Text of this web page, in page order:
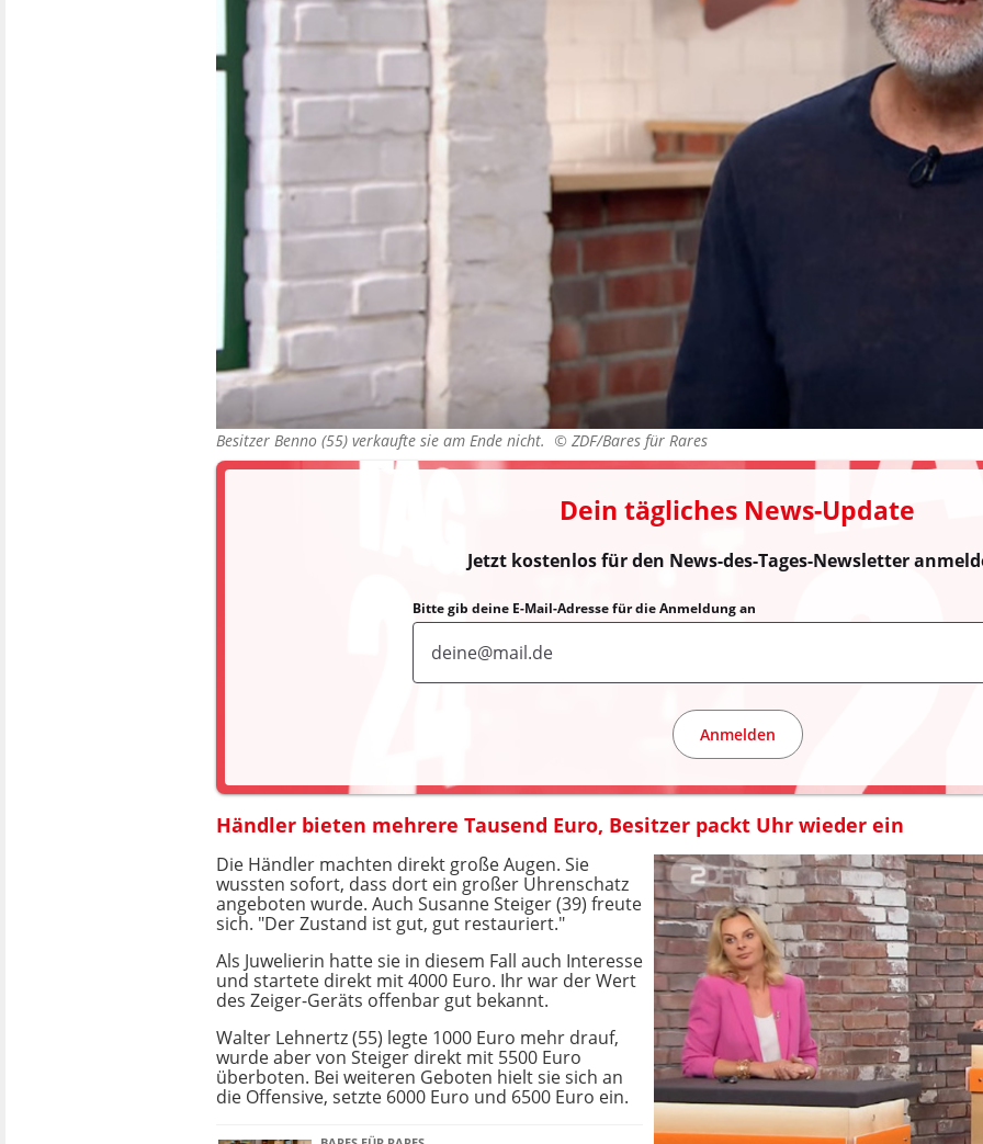
Besitzer Benno (55) verkaufte sie am Ende nicht. © ZDF/Bares für Rares
Dein tägliches News-Update
Jetzt kostenlos für den News-des-Tages-Newsletter
Bitte gib deine E-Mail-Adresse für die Anmeldung an
Anmelden
Händler bieten mehrere Tausend Euro, Besitzer packt Uhr wieder ein
Die Händler machten direkt große Augen. Sie
wussten sofort, dass dort ein großer Uhrenschatz
angeboten wurde. Auch Susanne Steiger (39) freute
sich. "Der Zustand ist gut, gut restauriert."
Als Juwelierin hatte sie in diesem Fall auch Interesse
und startete direkt mit 4000 Euro. Ihr war der Wert
des Zeiger-Geräts offenbar gut bekannt.
Walter Lehnertz (55) legte 1000 Euro mehr drauf,
wurde aber von Steiger direkt mit 5500 Euro
überboten. Bei weiteren Geboten hielt sie sich an
die Offensive, setzte 6000 Euro und 6500 Euro ein.